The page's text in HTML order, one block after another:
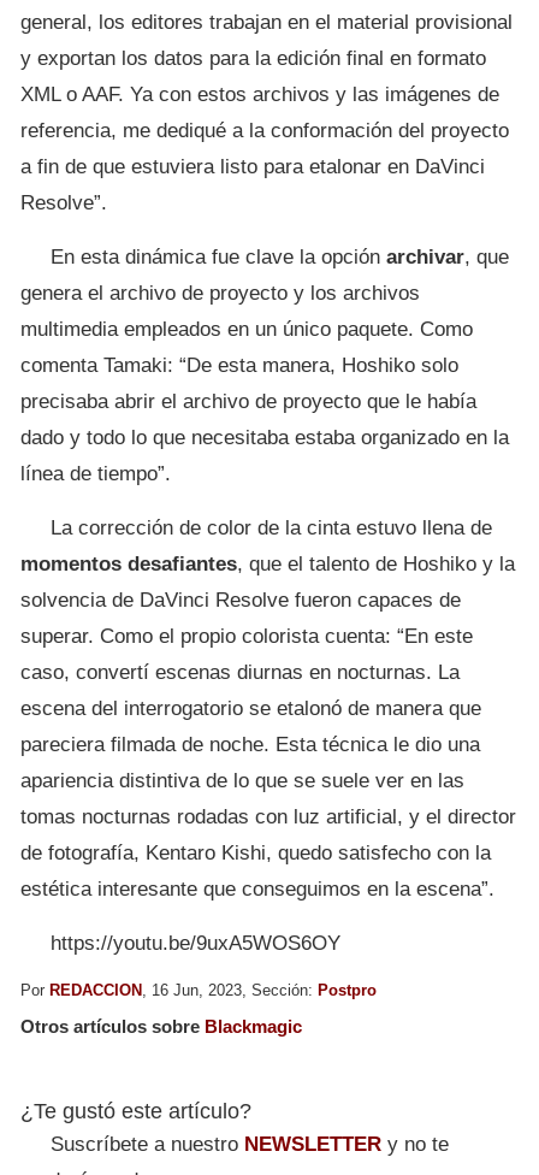
general, los editores trabajan en el material provisional
y exportan los datos para la edición final en formato
XML o AAF. Ya con estos archivos y las imágenes de
referencia, me dediqué a la conformación del proyecto
a fin de que estuviera listo para etalonar en DaVinci
Resolve”.
En esta dinámica fue clave la opción archivar, que
genera el archivo de proyecto y los archivos
multimedia empleados en un único paquete. Como
comenta Tamaki: “De esta manera, Hoshiko solo
precisaba abrir el archivo de proyecto que le había
dado y todo lo que necesitaba estaba organizado en la
línea de tiempo”.
La corrección de color de la cinta estuvo llena de
momentos desafiantes, que el talento de Hoshiko y la
solvencia de DaVinci Resolve fueron capaces de
superar. Como el propio colorista cuenta: “En este
caso, convertí escenas diurnas en nocturnas. La
escena del interrogatorio se etalonó de manera que
pareciera filmada de noche. Esta técnica le dio una
apariencia distintiva de lo que se suele ver en las
tomas nocturnas rodadas con luz artificial, y el director
de fotografía, Kentaro Kishi, quedo satisfecho con la
estética interesante que conseguimos en la escena”.
https://youtu.be/9uxA5WOS6OY
Por REDACCION , 16 Jun, 2023, Sección: Postpro
Otros artículos sobre Blackmagic
¿Te gustó este artículo?
Suscríbete a nuestro NEWSLETTER y no te